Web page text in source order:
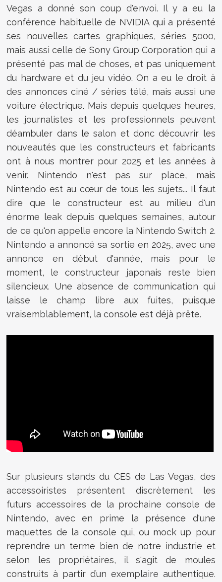
Vegas a donné son coup d'envoi. Il y a eu la
conférence habituelle de NVIDIA qui a présenté
ses nouvelles cartes graphiques, séries 5000,
mais aussi celle de Sony Group Corporation qui a
présenté pas mal de choses, et pas uniquement
du hardware et du jeu vidéo. On a eu le droit à
des annonces ciné / séries télé, mais aussi une
voiture électrique. Mais depuis quelques heures,
les journalistes et les professionnels peuvent
déambuler dans le salon et donc découvrir les
nouveautés que les constructeurs et fabricants
ont à nous montrer pour 2025 et les années à
venir. Nintendo n'est pas sur place, mais
Nintendo est au cœur de tous les sujets... Il faut
dire que le constructeur est au milieu d'un
énorme leak depuis quelques semaines, autour
de ce qu'on appelle encore la Nintendo Switch 2.
Nintendo a annoncé sa sortie en 2025, avec une
annonce en début d'année, mais pour le
moment, le constructeur japonais reste bien
silencieux. Une absence de communication qui
laisse le champ libre aux fuites, puisque
vraisemblablement, la console est déjà prête.
Sur plusieurs stands du CES de Las Vegas, des
accessoiristes présentent discrètement les
futurs accessoires de la prochaine console de
Nintendo, avec en prime la présence d'une
maquettes de la console qui, ou mock up pour
reprendre un terme bien de notre industrie et
selon les propriétaires, il s'agit de moules
construits à partir d’un exemplaire authentique.